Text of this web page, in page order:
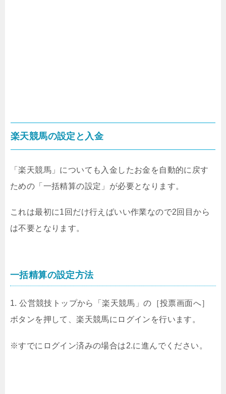
楽天競馬の設定と入金
「楽天競馬」についても入金したお金を自動的に戻す
ための「一括精算の設定」が必要となります。
これは最初に1回だけ行えばいい作業なので2回目から
は不要となります。
一括精算の設定方法
1. 公営競技トップから「楽天競馬」の［投票画面へ］
ボタンを押して、楽天競馬にログインを行います。
※すでにログイン済みの場合は2.に進んでください。